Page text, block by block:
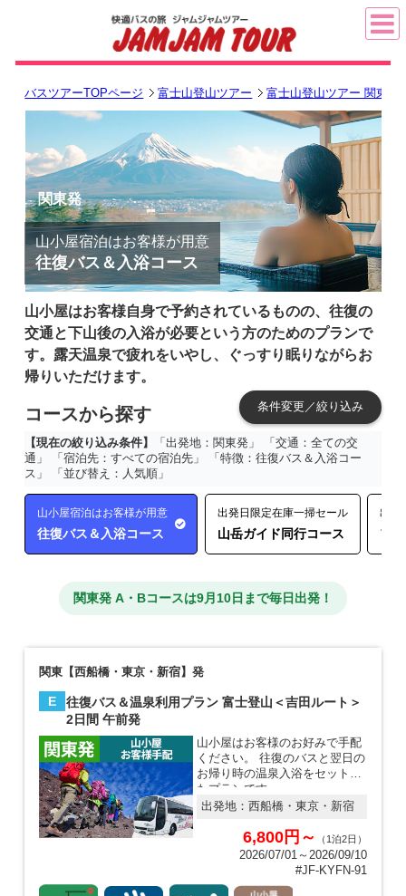
バスツアーTOPページ 富士山登山ツアー 富士山登山ツアー 関東発
関東発
山小屋宿泊はお客様が用意
往復バス＆入浴コース
山小屋はお客様自身で予約されているものの、往復の
交通と下山後の入浴が必要という方のためのプランで
す。露天温泉で疲れをいやし、ぐっすり眠りながらお
帰りいただけます。
コースから探す 条件変更／絞り込み
【現在の絞り込み条件】
「出発地：関東発」 「交通：全ての交
通」 「宿泊先：すべての宿泊先」 「特徴：往復バス＆入浴コー
ス」 「並び替え：人気順」
山小屋宿泊はお客様が用意
往復バス＆入浴コース
出発日限定在庫一掃セール
山岳ガイド同行コース
出発
フ
関東発 A・Bコースは9月10日まで毎日出発！
関東【西船橋・東京・新宿】発
E
往復バス＆温泉利用プラン 富士登山＜吉田ルート＞
2日間 午前発
山小屋はお客様のお好みで手配
ください。 往復のバスと翌日の
お帰り時の温泉入浴をセットし
たプランです。
出発地： 西船橋・東京・新宿
6,800円～ （1泊2日）
2026/07/01～2026/09/10
#JF-KYFN-91